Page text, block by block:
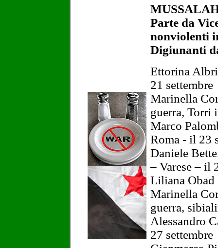
Parte da
nonviolenti
Digiunanti
Ettorina
21 settembre
Marinella
guerra, Torri
Marco
Roma - il 23
Daniele
– Varese – il
Liliana Obad
Marinella
guerra,
Alessandro
27 settembre